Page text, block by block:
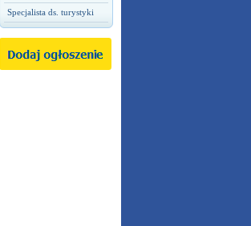
Specjalista ds. turystyki